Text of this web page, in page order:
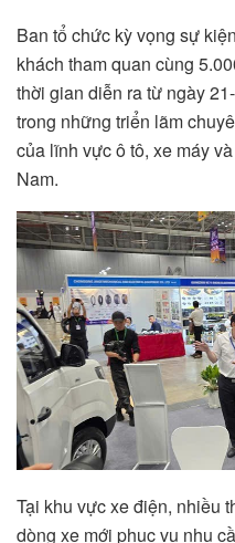
Ban tổ chức kỳ vọng sự
khách tham quan cùng
thời gian diễn ra từ ngày
trong những triển lãm
của lĩnh vực ô tô, xe máy
Nam.
Tại khu vực xe điện, nhiều
dòng xe mới phục vụ nhu